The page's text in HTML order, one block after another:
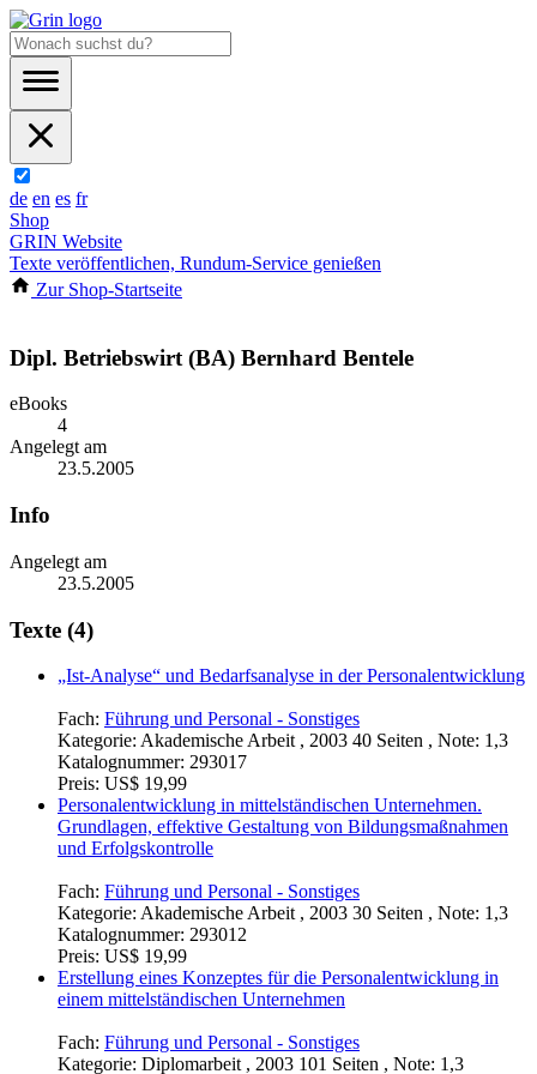
de en es fr
Shop
GRIN Website
Texte veröffentlichen, Rundum-Service genießen
Zur Shop-Startseite
Dipl. Betriebswirt (BA) Bernhard Bentele
eBooks
4
Angelegt am
23.5.2005
Info
Angelegt am
23.5.2005
Texte (4)
„Ist-Analyse“ und Bedarfsanalyse in der Personalentwicklung
Fach: Führung und Personal - Sonstiges
Kategorie: Akademische Arbeit , 2003 40 Seiten , Note: 1,3
Katalognummer: 293017
Preis: US$ 19,99
Personalentwicklung in mittelständischen Unternehmen.
Grundlagen, effektive Gestaltung von Bildungsmaßnahmen
und Erfolgskontrolle
Fach: Führung und Personal - Sonstiges
Kategorie: Akademische Arbeit , 2003 30 Seiten , Note: 1,3
Katalognummer: 293012
Preis: US$ 19,99
Erstellung eines Konzeptes für die Personalentwicklung in
einem mittelständischen Unternehmen
Fach: Führung und Personal - Sonstiges
Kategorie: Diplomarbeit , 2003 101 Seiten , Note: 1,3